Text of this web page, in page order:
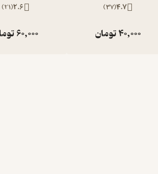
4.7
(
37
)
40,000تومان
2.6
(
21
)
60,000